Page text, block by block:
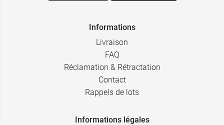
Informations
Livraison
FAQ
Réclamation & Rétractation
Contact
Rappels de lots
Informations légales